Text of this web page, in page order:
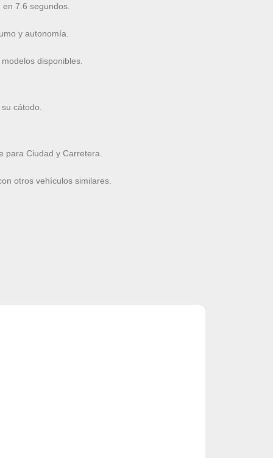
7.6 segundos.
y autonomía.
disponibles.
cátodo.
para Ciudad y Carretera.
otros vehículos similares.